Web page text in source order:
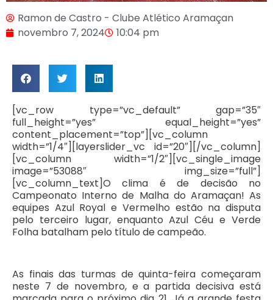
Ramon de Castro - Clube Atlético Aramaçan
novembro 7, 2024
10:04 pm
[vc_row type=”vc_default” gap=”35″
full_height=”yes” equal_height=”yes”
content_placement=”top”][vc_column
width=”1/4″][layerslider_vc id=”20″][/vc_column]
[vc_column width=”1/2″][vc_single_image
image=”53088″ img_size=”full”]
[vc_column_text]O clima é de decisão no
Campeonato Interno de Malha do Aramaçan! As
equipes Azul Royal e Vermelho estão na disputa
pelo terceiro lugar, enquanto Azul Céu e Verde
Folha batalham pelo título de campeão.
As finais das turmas de quinta-feira começaram
neste 7 de novembro, e a partida decisiva está